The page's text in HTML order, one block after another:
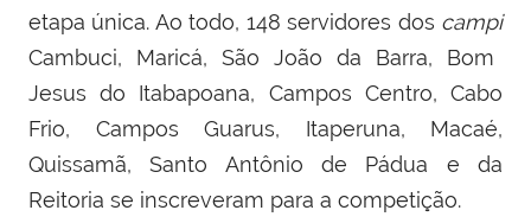
etapa única. Ao todo, 148 servidores dos campi
Cambuci, Maricá, São João da Barra, Bom
Jesus do Itabapoana, Campos Centro, Cabo
Frio, Campos Guarus, Itaperuna, Macaé,
Quissamã, Santo Antônio de Pádua e da
Reitoria se inscreveram para a competição.